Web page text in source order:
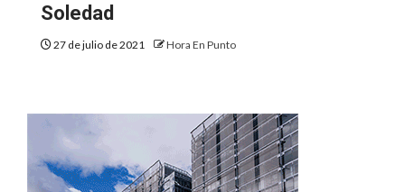
Soledad
27 de julio de 2021 Hora En Punto